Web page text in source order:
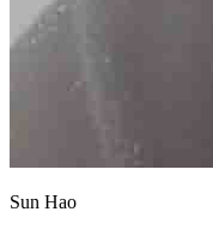
Sun Hao